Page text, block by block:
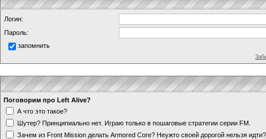
Логин:
Пароль:
запомнить
Поговорим про Left Alive?
А что это такое?
Шутер? Принципиально нет. Играю только в пошаговые стратегии серии FM.
Зачем из Front Mission делать Armored Core? Неужто своей дорогой нельзя